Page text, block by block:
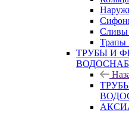
Сливы
Трапы
ТРУБЫ И